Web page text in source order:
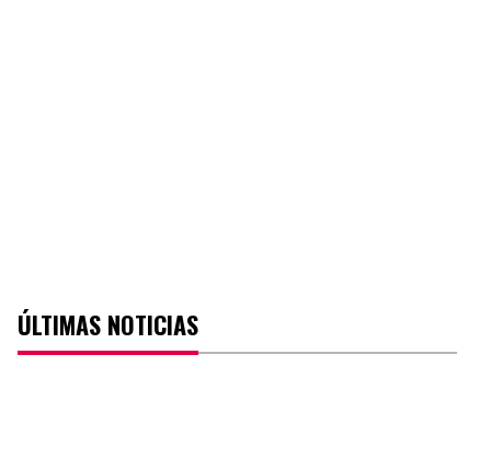
ÚLTIMAS NOTICIAS